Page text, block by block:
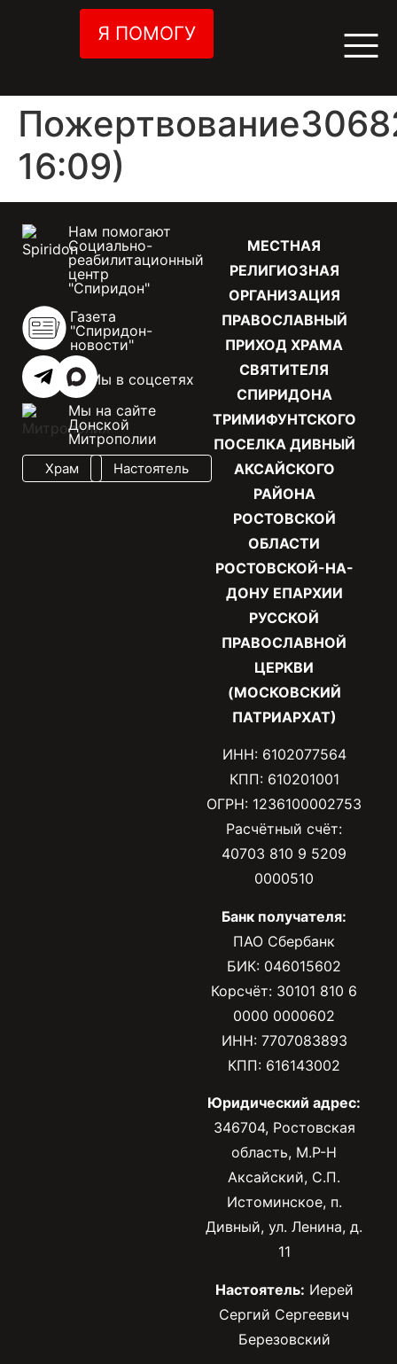
Я ПОМОГУ
16:09)
МЕСТНАЯ
РЕЛИГИОЗНАЯ
ОРГАНИЗАЦИЯ
ПРАВОСЛАВНЫЙ
ПРИХОД ХРАМА
СВЯТИТЕЛЯ
СПИРИДОНА
ТРИМИФУНТСКОГО
ПОСЕЛКА ДИВНЫЙ
АКСАЙСКОГО
РАЙОНА
РОСТОВСКОЙ
ОБЛАСТИ
РОСТОВСКОЙ-НА-
ДОНУ ЕПАРХИИ
РУССКОЙ
ПРАВОСЛАВНОЙ
ЦЕРКВИ
(МОСКОВСКИЙ
ПАТРИАРХАТ)
ИНН: 6102077564
КПП: 610201001
ОГРН: 1236100002753
Расчётный счёт:
40703 810 9 5209
0000510
Банк получателя:
ПАО Сбербанк
БИК: 046015602
Корсчёт: 30101 810 6
0000 0000602
ИНН: 7707083893
КПП: 616143002
Юридический адрес:
346704, Ростовская
область, М.Р-Н
Аксайский, С.П.
Истоминское, п.
Дивный, ул. Ленина, д.
11
Настоятель: Иерей
Сергий Сергеевич
Березовский
Нам помогают
Социально-
реабилитационный
центр
"Спиридон"
Газета
"Спиридон-
новости"
Мы в соцсетях
Мы на сайте
Донской
Митрополии
Храм Настоятель